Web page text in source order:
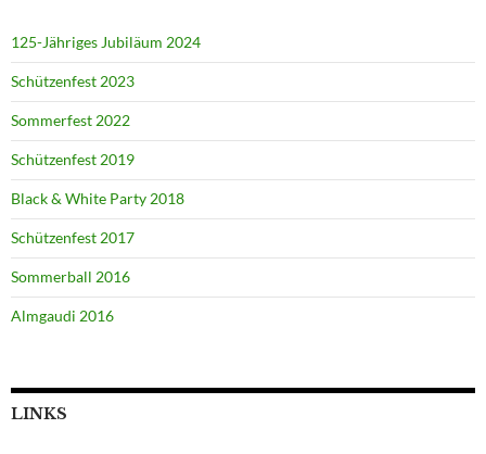
125-Jähriges Jubiläum 2024
Schützenfest 2023
Sommerfest 2022
Schützenfest 2019
Black & White Party 2018
Schützenfest 2017
Sommerball 2016
Almgaudi 2016
LINKS